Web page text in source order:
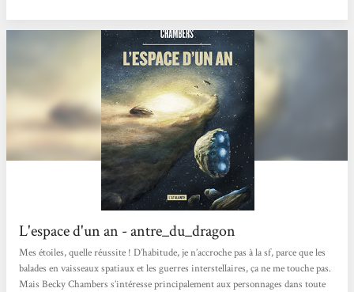
L'espace d'un an - antre_du_dragon
Mes étoiles, quelle réussite ! D’habitude, je n’accroche pas à la sf, parce que les
balades en vaisseaux spatiaux et les guerres interstellaires, ça ne me touche pas.
Mais Becky Chambers s’intéresse principalement aux personnages dans toute